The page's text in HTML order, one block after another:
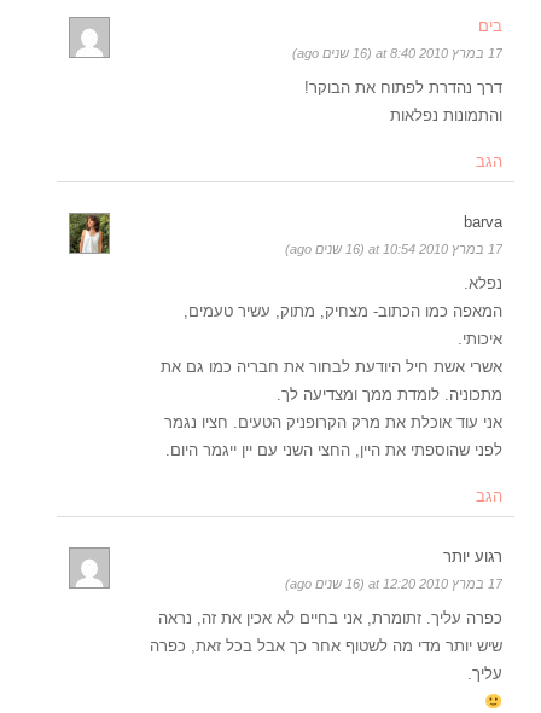
בים
17 במרץ 2010 at 8:40 (16 שנים ago)
דרך נהדרת לפתוח את הבוקר!
והתמונות נפלאות
הגב
barva
17 במרץ 2010 at 10:54 (16 שנים ago)
נפלא.
המאפה כמו הכתוב- מצחיק, מתוק, עשיר טעמים,
איכותי.
אשרי אשת חיל היודעת לבחור את חבריה כמו גם את
מתכוניה. לומדת ממך ומצדיעה לך.
אני עוד אוכלת את מרק הקרופניק הטעים. חציו נגמר
לפני שהוספתי את היין, החצי השני עם יין ייגמר היום.
הגב
רגוע יותר
17 במרץ 2010 at 12:20 (16 שנים ago)
כפרה עליך. זתומרת, אני בחיים לא אכין את זה, נראה
שיש יותר מדי מה לשטוף אחר כך אבל בכל זאת, כפרה
עליך.